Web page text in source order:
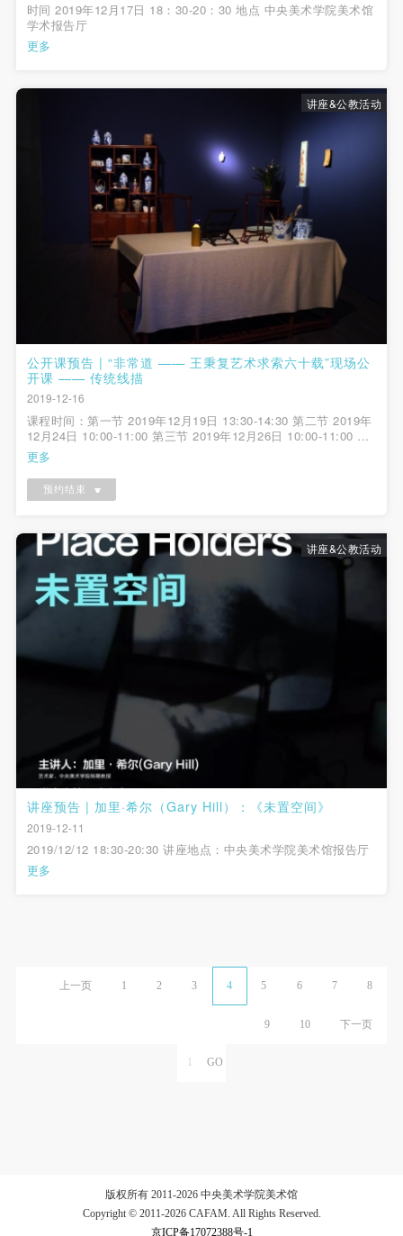
时间 2019年12月17日 18：30-20：30 地点 中央美术学院美术馆
学术报告厅
更多
讲座&公教活动
公开课预告 | “非常道 —— 王秉复艺术求索六十载”现场公
开课 —— 传统线描
2019-12-16
课程时间：第一节 2019年12月19日 13:30-14:30 第二节 2019年
12月24日 10:00-11:00 第三节 2019年12月26日 10:00-11:00 地
点： 中央美术学院美术馆2A展厅（“非常道——王秉复艺术求索
六十载”展览现场）
更多
预约结束
讲座&公教活动
讲座预告 | 加里·希尔（Gary Hill）：《未置空间》
2019-12-11
2019/12/12 18:30-20:30 讲座地点：中央美术学院美术馆报告厅
更多
上一页 1 2 3 4 5 6 7 8
9 10 下一页
版权所有 2011-2026 中央美术学院美术馆
Copyright © 2011-2026 CAFAM. All Rights Reserved.
京ICP备17072388号-1